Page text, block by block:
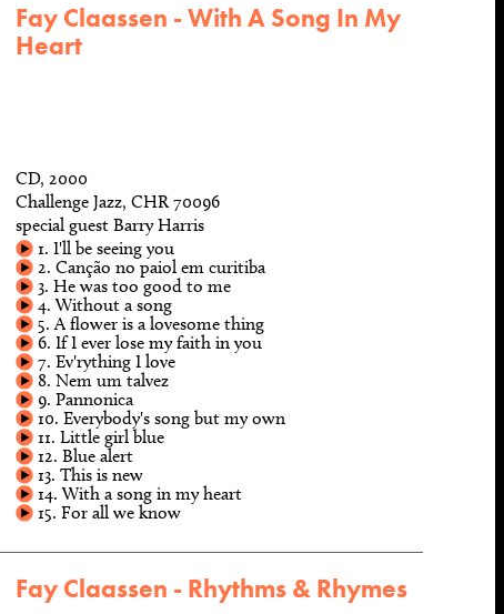
Fay Claassen - With A Song In My
Heart
CD, 2000
Challenge Jazz, CHR 70096
special guest Barry Harris
1. I'll be seeing you
2. Canção no paiol em curitiba
3. He was too good to me
4. Without a song
5. A flower is a lovesome thing
6. If I ever lose my faith in you
7. Ev'rything I love
8. Nem um talvez
9. Pannonica
10. Everybody's song but my own
11. Little girl blue
12. Blue alert
13. This is new
14. With a song in my heart
15. For all we know
Fay Claassen - Rhythms & Rhymes